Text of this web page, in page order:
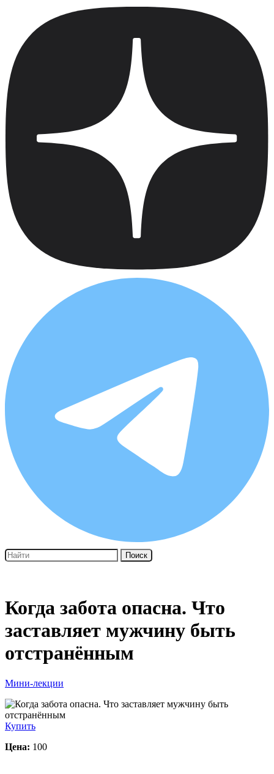
Поиск
Когда забота опасна. Что
заставляет мужчину быть
отстранённым
Мини-лекции
Купить
Цена: 100